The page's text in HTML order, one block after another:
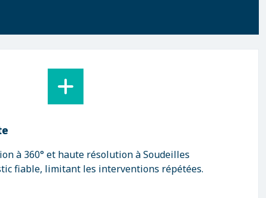
à 360° et haute résolution à Soudeilles
fiable, limitant les interventions répétées.